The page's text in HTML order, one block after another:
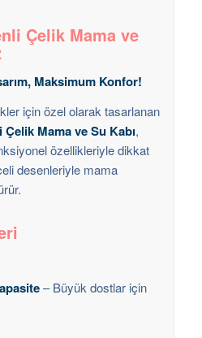
Çelik Mama ve
Maksimum Konfor!
için özel olarak tasarlanan
Mama ve Su Kabı,
özellikleriyle dikkat
desenleriyle mama
– Büyük dostlar için